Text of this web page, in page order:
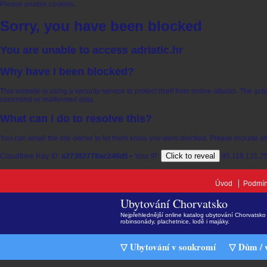
Please enable cookies.
Sorry, you have been blocked
You are unable to access adriatic.hr
Why have I been blocked?
This website is using a security service to protect itself from online attacks. The
command or malformed data.
What can I do to resolve this?
You can email the site owner to let them know you were blocked. Please include
Cloudflare Ray ID: a27392778ac246d5 • Your IP: Click to reveal
Úvod
Ubytování Chorvatsko
Nejpřehlednější online katalog ubytování
robinsonády, plachetnice, lodě i majáky.
▽ Ubytování v soukromí ▽ Dům /